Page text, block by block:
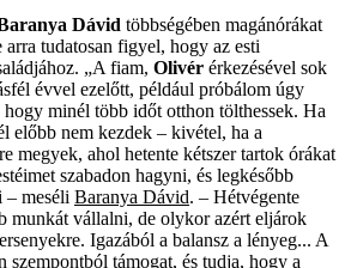
Dávid többségében magánórákat
arra tudatosan figyel, hogy az esti
„A fiam, Olivér érkezésével sok
évvel ezelőtt, például próbálom úgy
minél több időt otthon tölthessek. Ha
előbb nem kezdek – kivétel, ha a
megyek, ahol hetente kétszer tartok órákat
szabadon hagyni, és legkésőbb
– meséli Baranya Dávid. – Hétvégente
munkát vállalni, de olykor azért eljárok
Igazából a balansz a lényeg... A
szempontból támogat, és tudja, hogy a